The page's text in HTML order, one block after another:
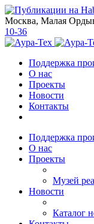
Москва, Малая
10-36
Поддержка
О нас
Проекты
Новости
Контакты
Поддержка
О нас
Проекты
Музей
Новости
Каталог